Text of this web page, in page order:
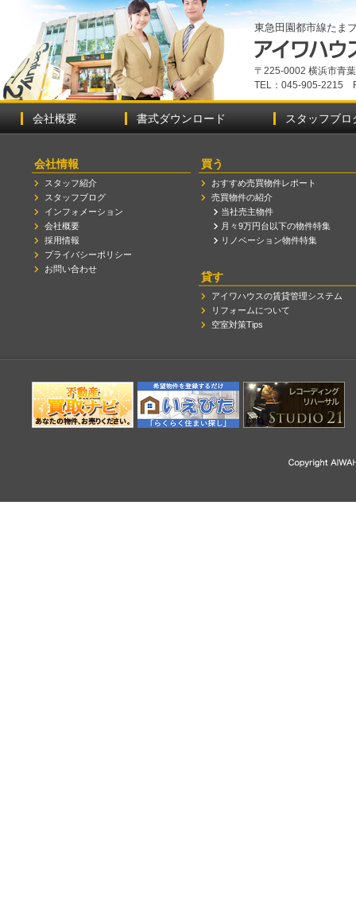
東急田園都市線たま
〒225-0002 横浜市青
TEL：045-905-2215
会社概要 書式ダウンロード スタッフブロ
会社情報
スタッフ紹介
スタッフブログ
インフォメーション
会社概要
採用情報
プライバシーポリシー
お問い合わせ
買う
おすすめ売買物件レポート
売買物件の紹介
当社売主物件
月々9万円台以下の物件特集
リノベーション物件特集
貸す
アイワハウスの賃貸管理システム
リフォームについて
空室対策Tips